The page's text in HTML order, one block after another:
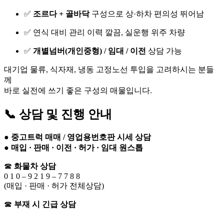
✅ 조르다 + 골바닥구성으로 상·하차 편의성 뛰어남
✅ 연식 대비 관리 이력 깔끔, 실운행 위주 차량
✅ 개별넘버(개인중형) / 임대 / 이전 상담 가능
대기업 물류, 식자재, 냉동 고정노선 투입을 고려하시는 분들
께
바로 실전에 쓰기 좋은 구성의 매물입니다.
📞 상담 및 진행 안내
● 중고트럭 매매 / 영업용번호판 시세 상담
● 매입 · 판매 · 이전 · 허가 · 임대 원스톱
☎ 화물차 상담
0 1 0 – 9 2 1 9 – 7 7 8 8
(매입 · 판매 · 허가 전체상담)
☎ 부재 시 긴급 상담